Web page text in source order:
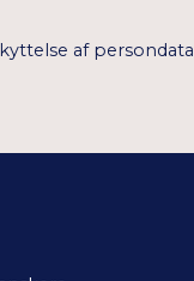
af persondata